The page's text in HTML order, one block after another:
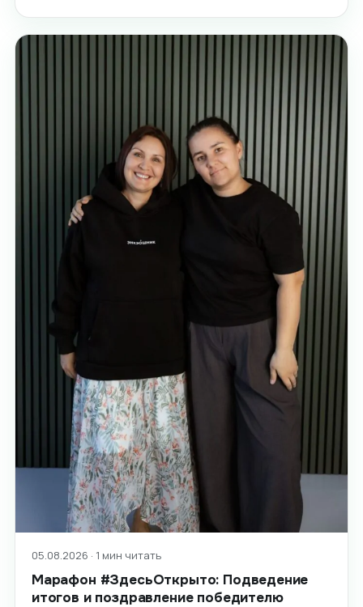
05.08.2026 · 1 мин читать
Марафон #ЗдесьОткрыто: Подведение
итогов и поздравление победителю